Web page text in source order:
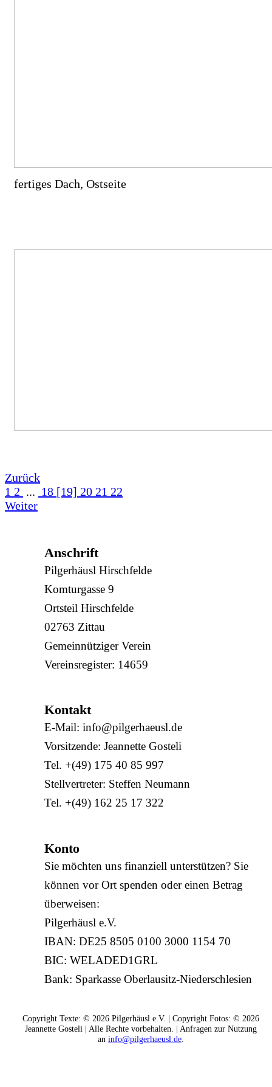
fertiges Dach, Ostseite
Zurück
1 2 ... 18 [19] 20 21 22
Weiter
Anschrift
Pilgerhäusl Hirschfelde
Komturgasse 9
Ortsteil Hirschfelde
02763 Zittau
Gemeinnütziger Verein
Vereinsregister: 14659
Kontakt
E-Mail: info@pilgerhaeusl.de
Vorsitzende: Jeannette Gosteli
Tel. +(49) 175 40 85 997
Stellvertreter: Steffen Neumann‎
Tel. +(49) 162 25 17 322‎
Konto
Sie möchten uns finanziell unterstützen? Sie
können vor Ort spenden oder einen Betrag
überweisen:
Pilgerhäusl e.V.
IBAN: DE25 8505 0100 3000 1154 70
BIC: WELADED1GRL
‎Bank: Sparkasse Oberlausitz-Niederschlesien‎
Copyright Texte: © 2026 Pilgerhäusl e.V. | Copyright Fotos: © 2026
Jeannette Gosteli | Alle Rechte vorbehalten. | Anfragen zur Nutzung
an info@pilgerhaeusl.de.‎